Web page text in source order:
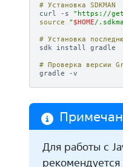
# Установка SDKMAN
curl
-s "https://
source
" $HOME/
# Установка
sdk install gradle
# Проверка версии
gradle
Для работы с
рекомендуется